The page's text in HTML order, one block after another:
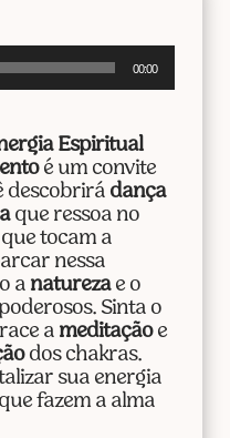
00:00
Espiritual
é um convite
descobrirá dança
que ressoa no
tocam a
nessa
a naturezae o
Sinta o
a meditaçãoe
dos chakras.
sua energia
fazem a alma